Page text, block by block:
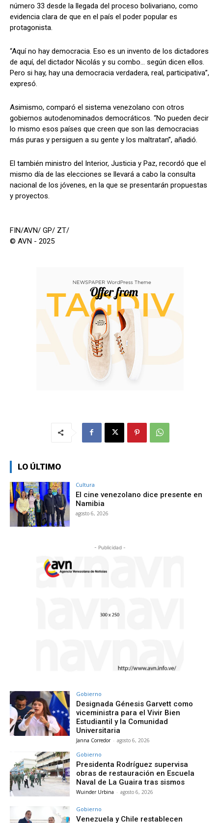
número 33 desde la llegada del proceso bolivariano, como
evidencia clara de que en el país el poder popular es
protagonista.
“Aquí no hay democracia. Eso es un invento de los dictadores
de aquí, del dictador Nicolás y su combo… según dicen ellos.
Pero si hay, hay una democracia verdadera, real, participativa”,
expresó.
Asimismo, comparó el sistema venezolano con otros
gobiernos autodenominados democráticos. “No pueden decir
lo mismo esos países que creen que son las democracias
más puras y persiguen a su gente y los maltratan”, añadió.
El también ministro del Interior, Justicia y Paz, recordó que el
mismo día de las elecciones se llevará a cabo la consulta
nacional de los jóvenes, en la que se presentarán propuestas
y proyectos.
FIN/AVN/ GP/ ZT/
© AVN - 2025
LO ÚLTIMO
Cultura
El cine venezolano dice presente en
Namibia
agosto 6, 2026
- Publicidad -
Gobierno
Designada Génesis Garvett como
viceministra para el Vivir Bien
Estudiantil y la Comunidad
Universitaria
Janna Corredor - agosto 6, 2026
Gobierno
Presidenta Rodríguez supervisa
obras de restauración en Escuela
Naval de La Guaira tras sismos
Wuinder Urbina - agosto 6, 2026
Gobierno
Venezuela y Chile restablecen